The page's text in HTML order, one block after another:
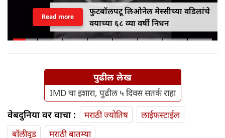
फुटबॉलपटू लिओनेल मेस्सीच्या वडिलांचे
वयाच्या ६८ व्या वर्षी निधन
Read more
पुढील लेख
IMD चा इशारा, पुढील ५ दिवस सतर्क राहा
वेबदुनिया वर वाचा : मराठी ज्योतिष
लाईफस्टाईल
बॉलीवूड
मराठी बातम्या